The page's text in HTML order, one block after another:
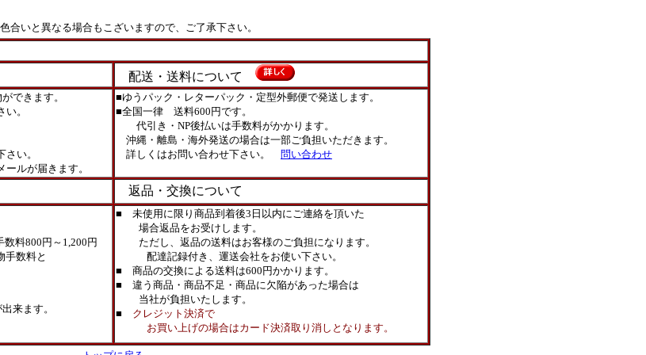
合いと異なる場合もこざいますので、ご了承下さい。
配送・送料について
できます。
。
い。
ルが届きます。
■ゆうパック・レターパック・定型外郵便で発送します。
■全国一律 送料600円です。
代引き・NP後払いは手数料がかかります。
沖縄・離島・海外発送の場合は一部ご負担いただきます。
詳しくはお問い合わせ下さい。 問い合わせ
返品・交換について
料800円～1,200円
数料と
来ます。
■ 未使用に限り商品到着後3日以内にご連絡を頂いた
場合返品をお受けします。
ただし、返品の送料はお客様のご負担になります。
配達記録付き、運送会社をお使い下さい。
■ 商品の交換による送料は600円かかります。
■ 違う商品・商品不足・商品に欠陥があった場合は
当社が負担いたします。
■ クレジット決済で
お買い上げの場合はカード決済取り消しとなります。